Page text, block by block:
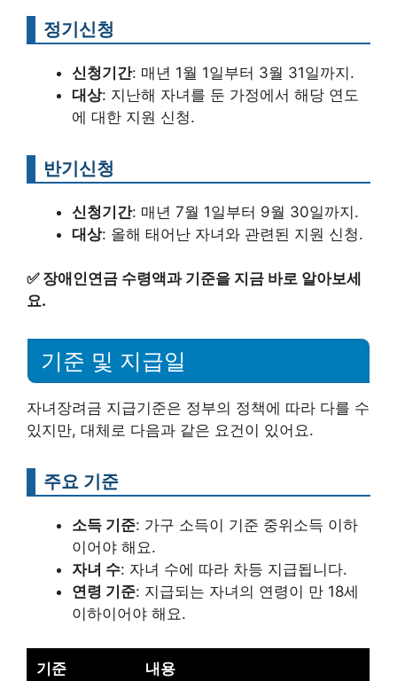
정기신청
신청기간: 매년 1월 1일부터 3월 31일까지.
대상: 지난해 자녀를 둔 가정에서 해당 연도
에 대한 지원 신청.
반기신청
신청기간: 매년 7월 1일부터 9월 30일까지.
대상: 올해 태어난 자녀와 관련된 지원 신청.
✅ 장애인연금 수령액과 기준을 지금 바로 알아보세
요.
기준 및 지급일
자녀장려금 지급기준은 정부의 정책에 따라 다를 수
있지만, 대체로 다음과 같은 요건이 있어요.
주요 기준
소득 기준: 가구 소득이 기준 중위소득 이하
이어야 해요.
자녀 수: 자녀 수에 따라 차등 지급됩니다.
연령 기준: 지급되는 자녀의 연령이 만 18세
이하이어야 해요.
기준 내용